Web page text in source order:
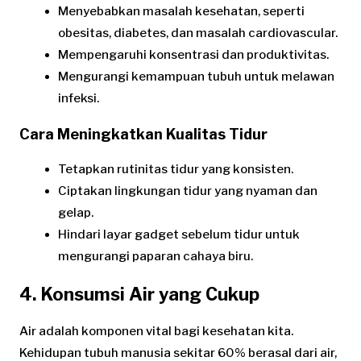
Menyebabkan masalah kesehatan, seperti
obesitas, diabetes, dan masalah cardiovascular.
Mempengaruhi konsentrasi dan produktivitas.
Mengurangi kemampuan tubuh untuk melawan
infeksi.
Cara Meningkatkan Kualitas Tidur
Tetapkan rutinitas tidur yang konsisten.
Ciptakan lingkungan tidur yang nyaman dan
gelap.
Hindari layar gadget sebelum tidur untuk
mengurangi paparan cahaya biru.
4. Konsumsi Air yang Cukup
Air adalah komponen vital bagi kesehatan kita.
Kehidupan tubuh manusia sekitar 60% berasal dari air,